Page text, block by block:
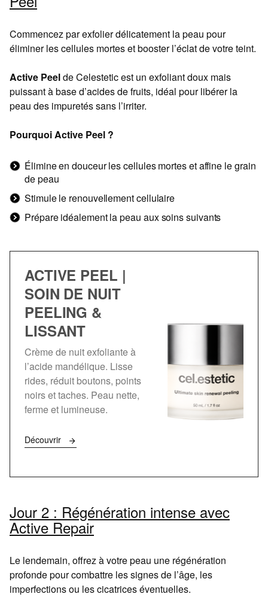
Commencez par exfolier délicatement la peau pour
éliminer les cellules mortes et booster l’éclat de votre teint.
Active Peelde Celestetic est un exfoliant doux mais
puissant à base d’acides de fruits, idéal pour libérer la
peau des impuretés sans l’irriter.
Pourquoi Active Peel ?
Élimine en douceur les cellules mortes et affine le grain
de peau
Stimule le renouvellement cellulaire
Prépare idéalement la peau aux soins suivants
ACTIVE PEEL |
SOIN DE NUIT
PEELING &
LISSANT
Crème de nuit exfoliante à
l’acide mandélique. Lisse
rides, réduit boutons, points
noirs et taches. Peau nette,
ferme et lumineuse.
Découvrir
Jour 2 : Régénération intense avec
Active Repair
Le lendemain, offrez à votre peau une régénération
profonde pour combattre les signes de l’âge, les
imperfections ou les cicatrices éventuelles.